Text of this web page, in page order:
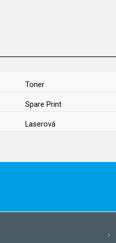
Toner
Spare Print
Laserová